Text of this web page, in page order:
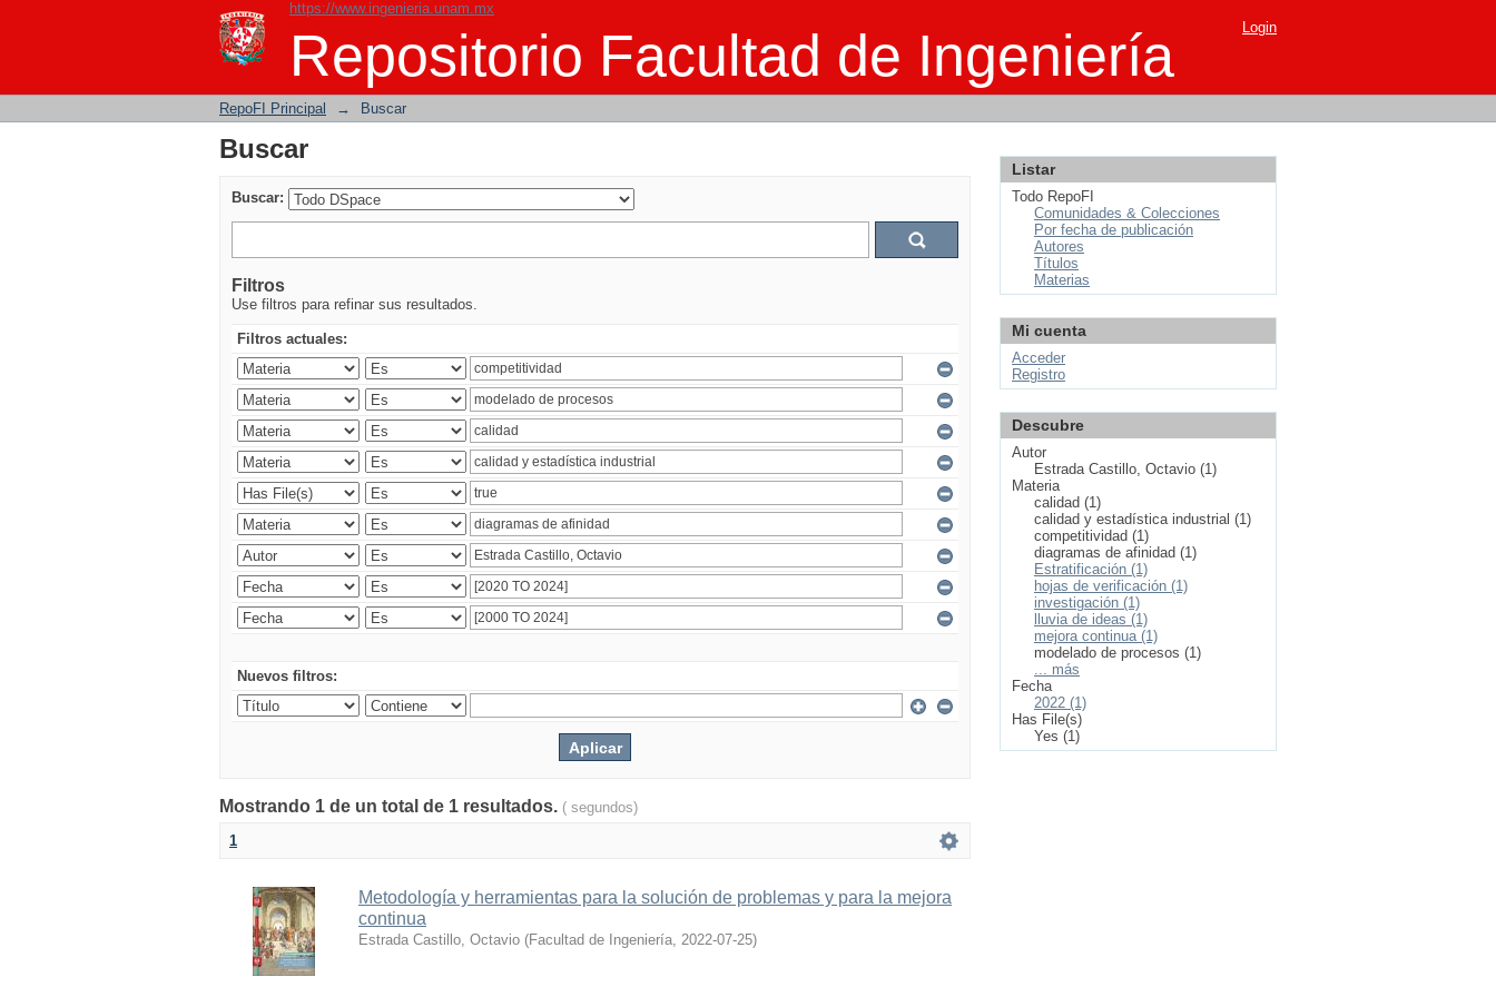
https://www.ingenieria.unam.mx
Repositorio Facultad de Ingeniería
Buscar Login
RepoFI Principal → Buscar
Buscar
Buscar:
Filtros
Use filtros para refinar sus resultados.
Filtros actuales:
Nuevos filtros:
Mostrando 1 de un total de 1 resultados. ( segundos)
1
Metodología y herramientas para la solución de problemas y para la mejora
continua
Estrada Castillo, Octavio (Facultad de Ingeniería, 2022-07-25)
Listar
Todo RepoFI
Comunidades & Colecciones
Por fecha de publicación
Autores
Títulos
Materias
Mi cuenta
Acceder
Registro
Descubre
Autor
Estrada Castillo, Octavio (1)
Materia
calidad (1)
calidad y estadística industrial (1)
competitividad (1)
diagramas de afinidad (1)
Estratificación (1)
hojas de verificación (1)
investigación (1)
lluvia de ideas (1)
mejora continua (1)
modelado de procesos (1)
... más
Fecha
2022 (1)
Has File(s)
Yes (1)